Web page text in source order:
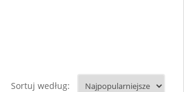
Sortuj według: